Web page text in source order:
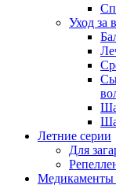
Уход за
Летние серии
Для